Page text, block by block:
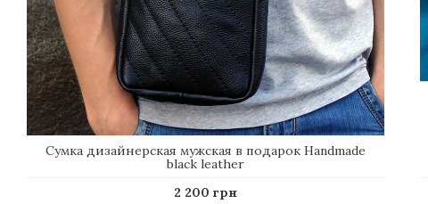
Сумка дизайнерская мужская в подарок Handmade
black leather
2 200 грн